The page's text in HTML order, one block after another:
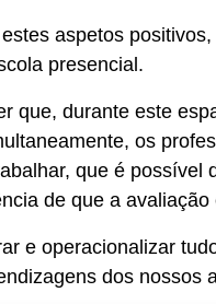
aspetos
presencial.
que, durante este
os
que é
de que a
e operacionalizar
dos nossos